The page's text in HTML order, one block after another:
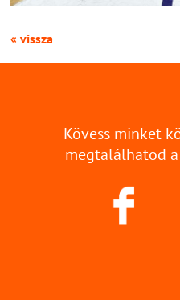
« vissza
Kövess minket
megtalálhatod